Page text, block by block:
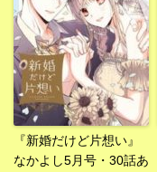
『新婚だけど片想い』
なかよし5月号・30話あ